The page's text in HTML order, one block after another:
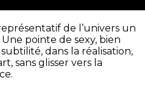
de l’univers un
pointe de sexy, bien
dans la réalisation,
sans glisser vers la